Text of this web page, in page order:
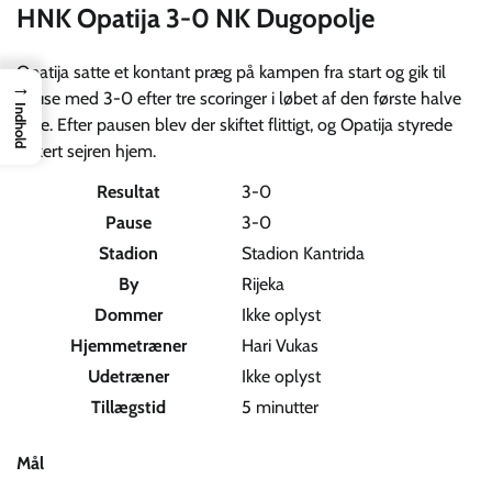
HNK Opatija 3-0 NK Dugopolje
Opatija satte et kontant præg på kampen fra start og gik til
pause med 3-0 efter tre scoringer i løbet af den første halve
time. Efter pausen blev der skiftet flittigt, og Opatija styrede
sikkert sejren hjem.
Resultat
3-0
Pause
3-0
Stadion
Stadion Kantrida
By
Rijeka
Dommer
Ikke oplyst
Hjemmetræner
Hari Vukas
Udetræner
Ikke oplyst
Tillægstid
5 minutter
Mål
→
Indhold